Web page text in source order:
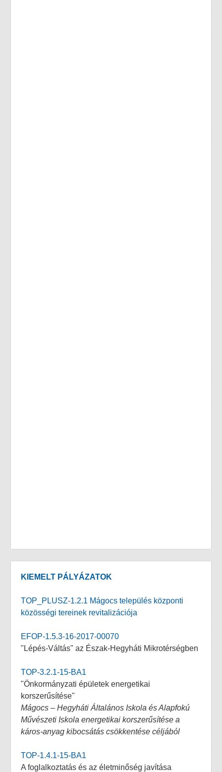
KIEMELT PÁLYÁZATOK
TOP_PLUSZ-1.2.1 Mágocs település központi
közösségi tereinek revitalizációja
EFOP-1.5.3-16-2017-00070
"Lépés-Váltás" az Észak-Hegyháti Mikrotérségben
TOP-3.2.1-15-BA1
"Önkormányzati épületek energetikai
korszerűsítése"
Mágocs – Hegyháti Általános Iskola és Alapfokú
Művészeti Iskola energetikai korszerűsítése a
káros-anyag kibocsátás csökkentése céljából
TOP-1.4.1-15-BA1
A foglalkoztatás és az életminőség javítása